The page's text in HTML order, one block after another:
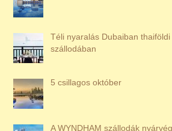
Téli nyaralás Dubaiban
szállodában
5 csillagos október
A WYNDHAM szállodák